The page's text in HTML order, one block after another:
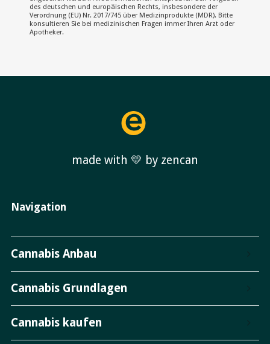
des deutschen und europäischen Rechts, insbesondere der
Verordnung (EU) Nr. 2017/745 über Medizinprodukte (MDR). Bitte
konsultieren Sie bei medizinischen Fragen immer Ihren Arzt oder
Apotheker.
made with 💛 by zencan
Navigation
Cannabis Anbau
Cannabis Grundlagen
Cannabis kaufen